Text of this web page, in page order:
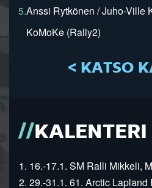
5.Anssi Rytkönen / Juho-Ville
KoMoKe (Rally2)
< KATSO
1. 16.-17.1. SM Ralli Mikkeli,
2. 29.-31.1. 61. Arctic Lapland